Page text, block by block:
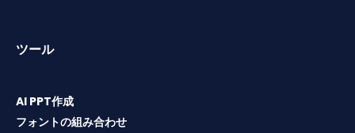
ツール
AI PPT作成
フォントの組み合わせ